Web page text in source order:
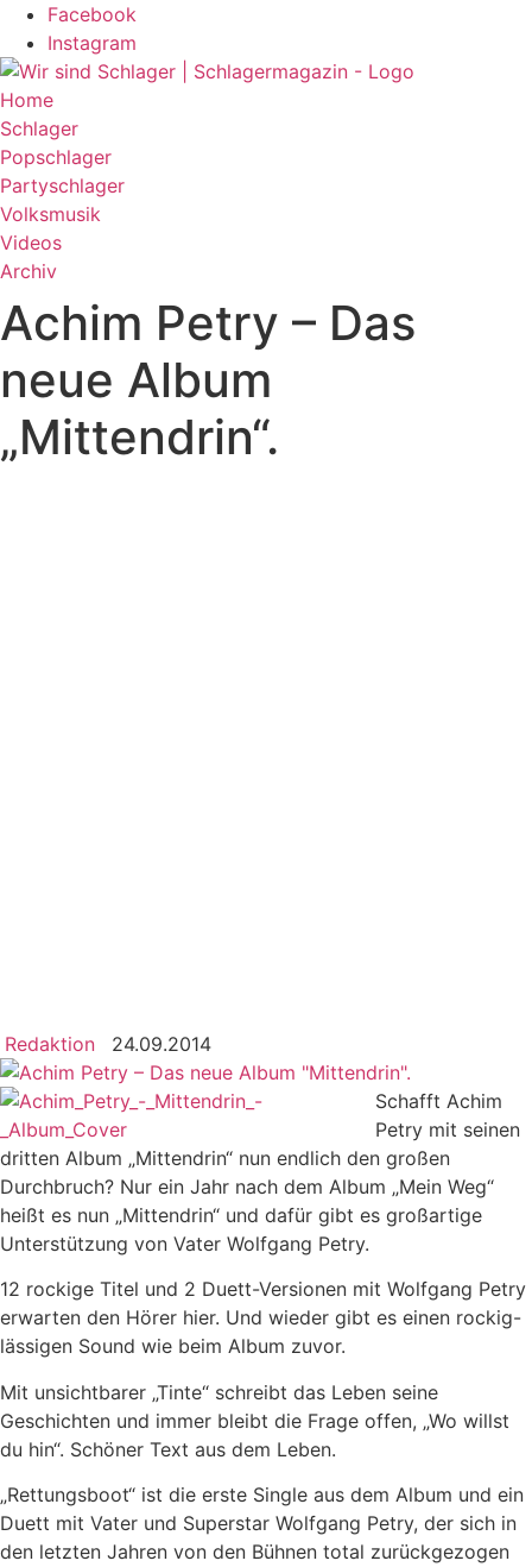
Zum
Inhalt
wechseln
Facebook
Instagram
Home
Schlager
Popschlager
Partyschlager
Volksmusik
Videos
Archiv
Achim Petry – Das
neue Album
„Mittendrin“.
Redaktion 24.09.2014
Schafft Achim
Petry mit seinen
dritten Album „Mittendrin“ nun endlich den großen
Durchbruch? Nur ein Jahr nach dem Album „Mein Weg“
heißt es nun „Mittendrin“ und dafür gibt es großartige
Unterstützung von Vater Wolfgang Petry.
12 rockige Titel und 2 Duett-Versionen mit Wolfgang Petry
erwarten den Hörer hier. Und wieder gibt es einen rockig-
lässigen Sound wie beim Album zuvor.
Mit unsichtbarer „Tinte“ schreibt das Leben seine
Geschichten und immer bleibt die Frage offen, „Wo willst
du hin“. Schöner Text aus dem Leben.
„Rettungsboot“ ist die erste Single aus dem Album und ein
Duett mit Vater und Superstar Wolfgang Petry, der sich in
den letzten Jahren von den Bühnen total zurückgezogen